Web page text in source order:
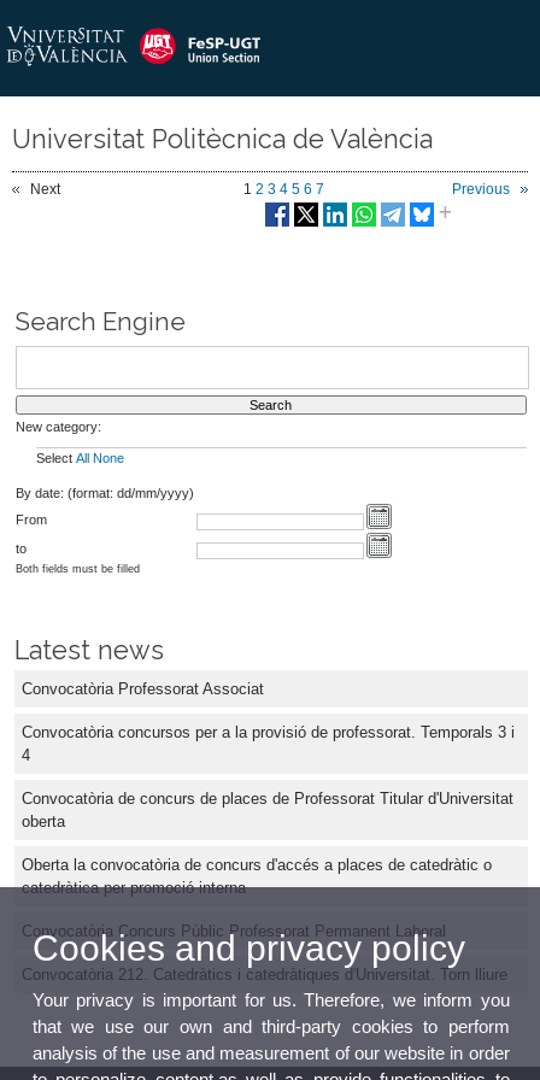
Universitat Politècnica de València
Next Previous
1 2 3 4 5 6 7
Search Engine
New category:
Select All None
By date: (format: dd/mm/yyyy)
From
to
Both fields must be filled
Latest news
Convocatòria Professorat Associat
Convocatòria concursos per a la provisió de professorat. Temporals 3 i
4
Convocatòria de concurs de places de Professorat Titular d'Universitat
oberta
Oberta la convocatòria de concurs d'accés a places de catedràtic o
catedràtica per promoció interna
Convocatòria Concurs Públic Professorat Permanent Laboral
Convocatòria 212. Catedràtics i catedràtiques d'Universitat. Torn lliure
Cookies and privacy policy
Your privacy is important for us. Therefore, we inform you
that we use our own and third-party cookies to perform
analysis of the use and measurement of our website in order